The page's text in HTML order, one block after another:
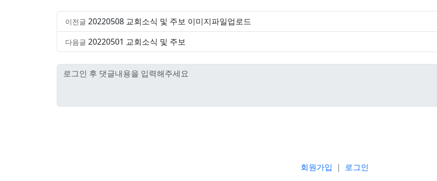
이전글 20220508 교회소식 및 주보 이미지파일업로드
다음글 20220501 교회소식 및 주보
회원가입 | 로그인